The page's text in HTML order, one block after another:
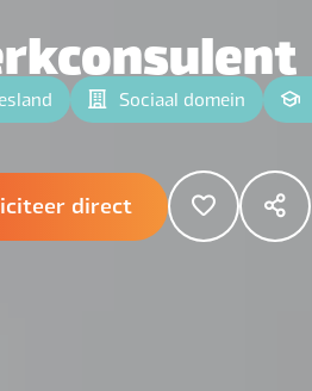
Sociaal domein
direct